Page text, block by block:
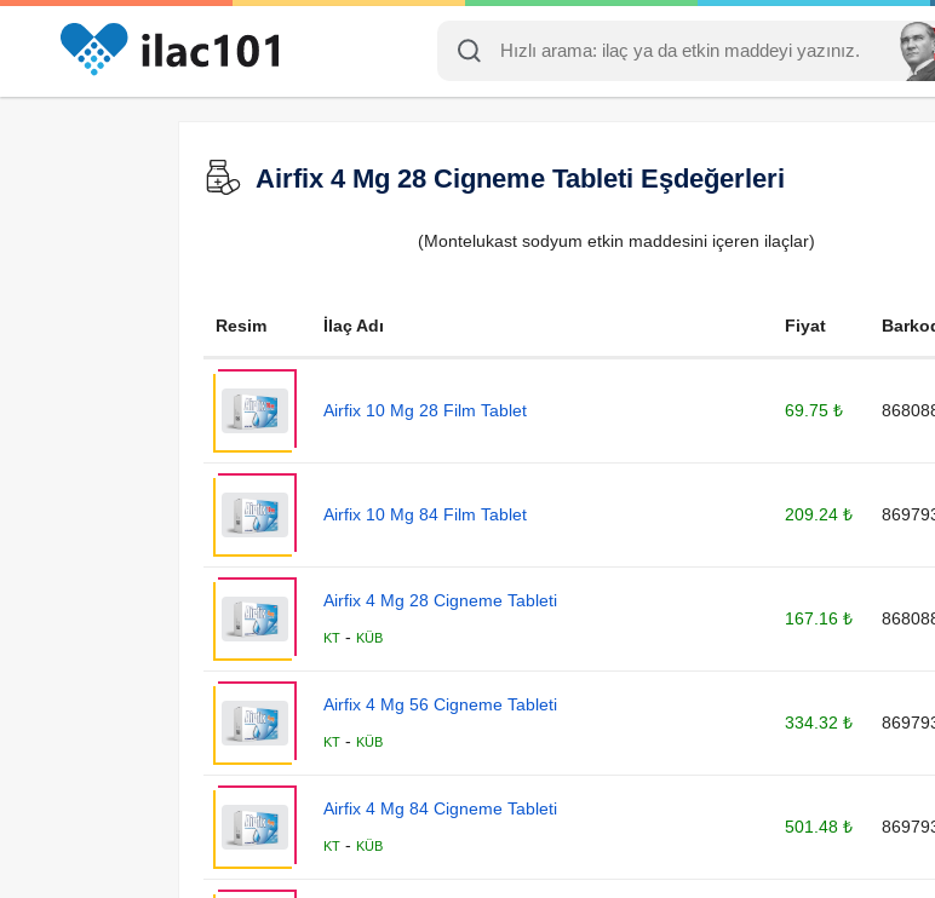
Airfix 4 Mg 28 Cigneme Tableti Eşdeğerleri
(Montelukast sodyum etkin maddesini içeren ilaçlar)
Resim İlaç Adı Fiyat
Airfix 10 Mg 28 Film Tablet 69.75 ₺
Airfix 10 Mg 84 Film Tablet 209.24 ₺
Airfix 4 Mg 28 Cigneme Tableti
KT - KÜB
167.16 ₺
Airfix 4 Mg 56 Cigneme Tableti
KT - KÜB
334.32 ₺
Airfix 4 Mg 84 Cigneme Tableti
KT - KÜB
501.48 ₺